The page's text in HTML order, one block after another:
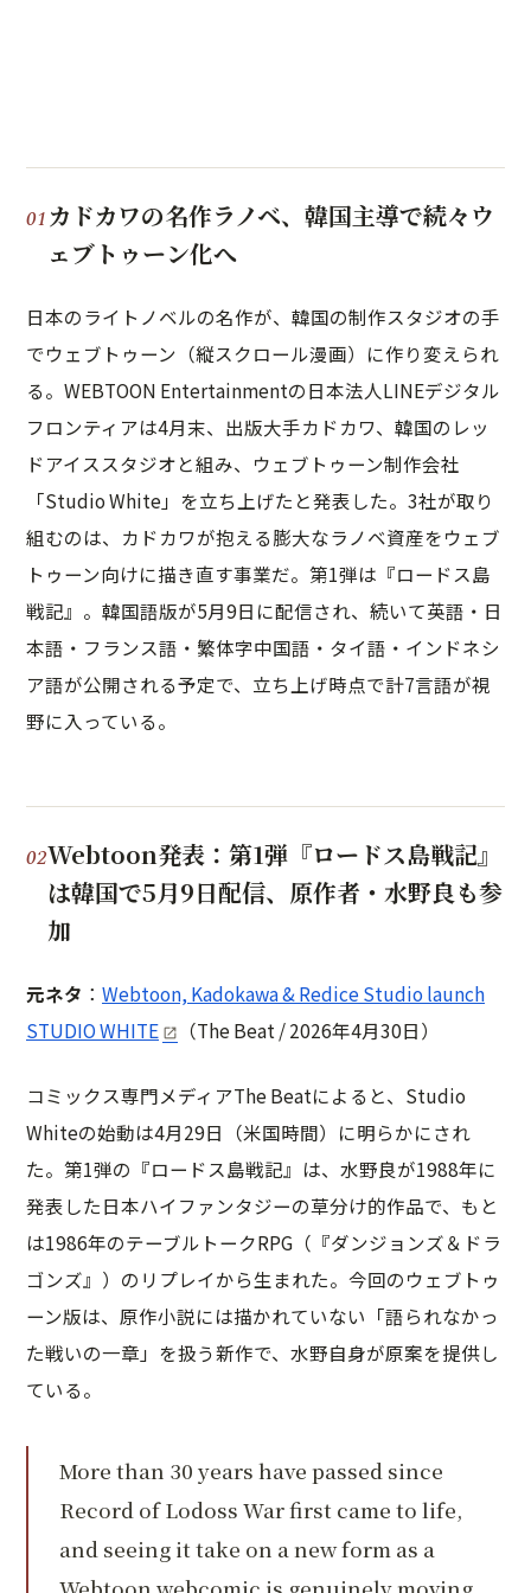
カドカワの名作ラノベ、韓国主導で続々ウ
ェブトゥーン化へ
日本のライトノベルの名作が、韓国の制作スタジオの手
でウェブトゥーン（縦スクロール漫画）に作り変えられ
る。WEBTOON Entertainmentの日本法人LINEデジタル
フロンティアは4月末、出版大手カドカワ、韓国のレッ
ドアイススタジオと組み、ウェブトゥーン制作会社
「Studio White」を立ち上げたと発表した。3社が取り
組むのは、カドカワが抱える膨大なラノベ資産をウェブ
トゥーン向けに描き直す事業だ。第1弾は『ロードス島
戦記』。韓国語版が5月9日に配信され、続いて英語・日
本語・フランス語・繁体字中国語・タイ語・インドネシ
ア語が公開される予定で、立ち上げ時点で計7言語が視
野に入っている。
Webtoon発表：第1弾『ロードス島戦記』
は韓国で5月9日配信、原作者・水野良も参
加
元ネタ ： Webtoon, Kadokawa & Redice Studio launch
STUDIO WHITE
（The Beat / 2026年4月30日）
コミックス専門メディアThe Beatによると、Studio
Whiteの始動は4月29日（米国時間）に明らかにされ
た。第1弾の『ロードス島戦記』は、水野良が1988年に
発表した日本ハイファンタジーの草分け的作品で、もと
は1986年のテーブルトークRPG（『ダンジョンズ＆ドラ
ゴンズ』）のリプレイから生まれた。今回のウェブトゥ
ーン版は、原作小説には描かれていない「語られなかっ
た戦いの一章」を扱う新作で、水野自身が原案を提供し
ている。
More than 30 years have passed since
Record of Lodoss War first came to life,
and seeing it take on a new form as a